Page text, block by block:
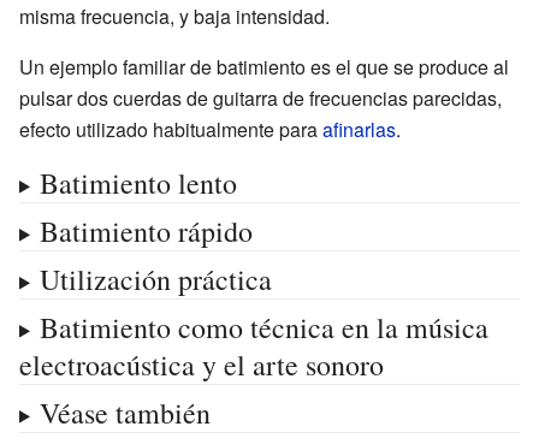
misma frecuencia, y baja intensidad.
Un ejemplo familiar de batimiento es el que se produce al
pulsar dos cuerdas de guitarra de frecuencias parecidas,
efecto utilizado habitualmente paraafinarlas.
Batimiento lento
Batimiento rápido
Utilización práctica
Batimiento como técnica en la música
electroacústica y el arte sonoro
Véase también